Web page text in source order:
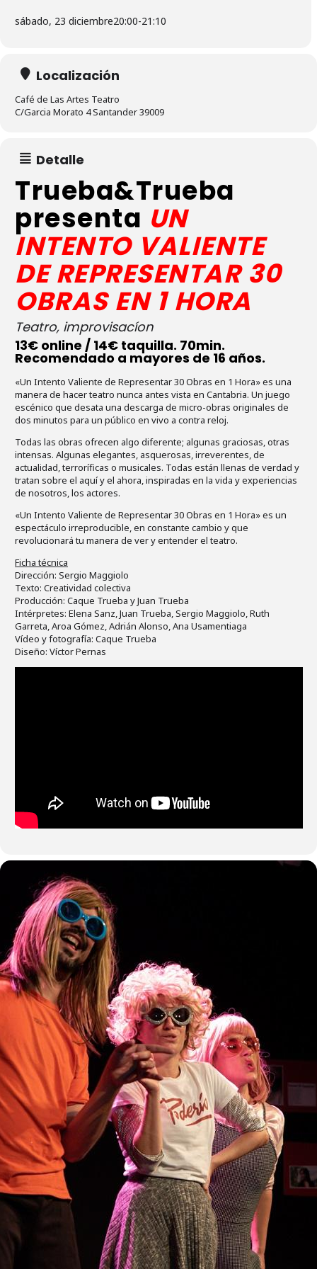
sábado, 23 diciembre20:00-21:10
Localización
Café de Las Artes Teatro
C/Garcia Morato 4 Santander 39009
Detalle
Trueba&Trueba
presenta UN
INTENTO VALIENTE
DE REPRESENTAR 30
OBRAS EN 1 HORA
Teatro, improvisacíon
13€ online / 14€ taquilla. 70min.
Recomendado a mayores de 16 años.
«Un Intento Valiente de Representar 30 Obras en 1 Hora» es una
manera de hacer teatro nunca antes vista en Cantabria. Un juego
escénico que desata una descarga de micro-obras originales de
dos minutos para un público en vivo a contra reloj.
Todas las obras ofrecen algo diferente; algunas graciosas, otras
intensas. Algunas elegantes, asquerosas, irreverentes, de
actualidad, terroríficas o musicales. Todas están llenas de verdad y
tratan sobre el aquí y el ahora, inspiradas en la vida y experiencias
de nosotros, los actores.
«Un Intento Valiente de Representar 30 Obras en 1 Hora» es un
espectáculo irreproducible, en constante cambio y que
revolucionará tu manera de ver y entender el teatro.
Ficha técnica
Dirección: Sergio Maggiolo
Texto: Creatividad colectiva
Producción: Caque Trueba y Juan Trueba
Intérpretes: Elena Sanz, Juan Trueba, Sergio Maggiolo, Ruth
Garreta, Aroa Gómez, Adrián Alonso, Ana Usamentiaga
Vídeo y fotografía: Caque Trueba
Diseño: Víctor Pernas